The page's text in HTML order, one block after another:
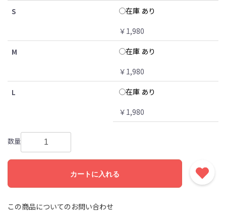
S
在庫 あり
￥1,980
M
在庫 あり
￥1,980
L
在庫 あり
￥1,980
数量
カートに入れる
この商品についてのお問い合わせ